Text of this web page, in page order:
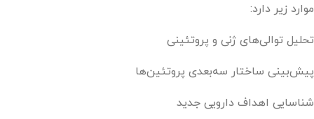
موارد زیر دارد:
تحلیل توالی‌های ژنی و پروتئینی
پیش‌بینی ساختار سه‌بعدی پروتئین‌ها
شناسایی اهداف دارویی جدید